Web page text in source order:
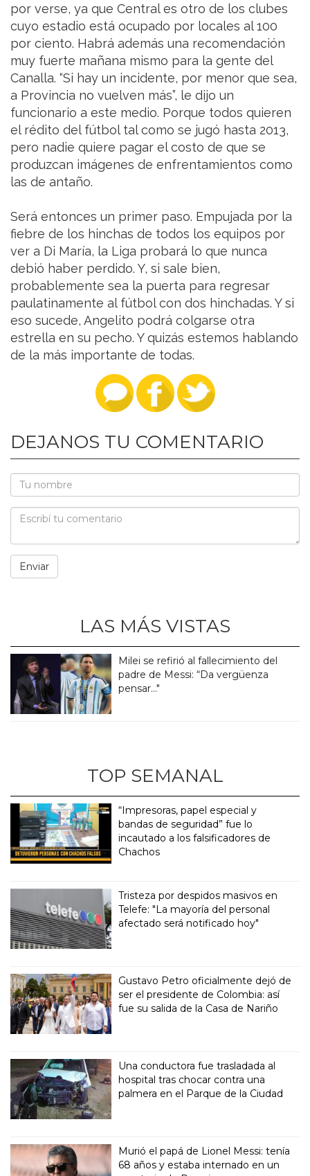
por verse, ya que Central es otro de los clubes
cuyo estadio está ocupado por locales al 100
por ciento. Habrá además una recomendación
muy fuerte mañana mismo para la gente del
Canalla. “Si hay un incidente, por menor que sea,
a Provincia no vuelven más”, le dijo un
funcionario a este medio. Porque todos quieren
el rédito del fútbol tal como se jugó hasta 2013,
pero nadie quiere pagar el costo de que se
produzcan imágenes de enfrentamientos como
las de antaño.
Será entonces un primer paso. Empujada por la
fiebre de los hinchas de todos los equipos por
ver a Di María, la Liga probará lo que nunca
debió haber perdido. Y, si sale bien,
probablemente sea la puerta para regresar
paulatinamente al fútbol con dos hinchadas. Y si
eso sucede, Angelito podrá colgarse otra
estrella en su pecho. Y quizás estemos hablando
de la más importante de todas.
DEJANOS TU COMENTARIO
LAS MÁS VISTAS
Milei se refirió al fallecimiento del
padre de Messi: “Da vergüenza
pensar..."
TOP SEMANAL
“Impresoras, papel especial y
bandas de seguridad” fue lo
incautado a los falsificadores de
Chachos
Tristeza por despidos masivos en
Telefe: "La mayoría del personal
afectado será notificado hoy"
Gustavo Petro oficialmente dejó de
ser el presidente de Colombia: así
fue su salida de la Casa de Nariño
Una conductora fue trasladada al
hospital tras chocar contra una
palmera en el Parque de la Ciudad
Murió el papá de Lionel Messi: tenía
68 años y estaba internado en un